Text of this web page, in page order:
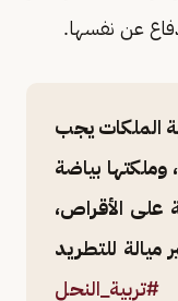
عن نفسها.
الملكات يجب
بياضة
على الأقراص،
للتطريد
#تربية_النحل